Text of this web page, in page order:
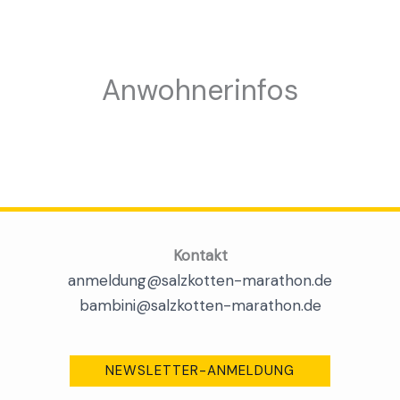
Anwohnerinfos
Kontakt
anmeldung@salzkotten-marathon.de
bambini@salzkotten-marathon.de
NEWSLETTER-ANMELDUNG